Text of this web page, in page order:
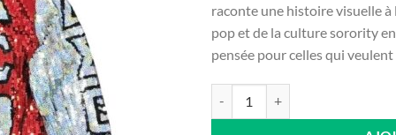
raconte une histoire visuelle à
pop et de la culture sorority
pensée pour celles qui